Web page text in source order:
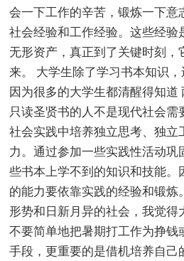
会一下工作的辛苦，锻炼一下意
社会经验和工作经验。这些经验
无形资产，真正到了关键时刻，
来。 大学生除了学习书本知识，
因为很多的大学生都清醒得知道
只读圣贤书的人不是现代社会需
社会实践中培养独立思考、独立
力。通过参加一些实践性活动巩
些书本上学不到的知识和技能。
的能力要依靠实践的经验和锻炼
形势和日新月异的社会，我觉得
不要简单地把暑期打工作为挣钱
手段，更重要的是借机培养自己